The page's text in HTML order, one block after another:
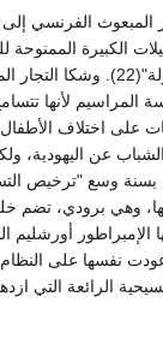
المبعوث الفرنسي إلى
الكبيرة الممنوحة
بلا ريب إلى خراب
المراسيم لأنها
على اختلاف
عن اليهودية،
وسع "ترخيص
وهي برودي، تضم
لقبها الإمبراطور
قد عودت نفسها على
الرائعة التي